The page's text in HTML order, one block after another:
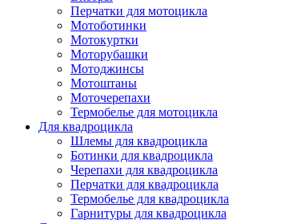
Перчатки для мотоцикла
Мотоботинки
Мотокуртки
Моторубашки
Мотоджинсы
Мотоштаны
Моточерепахи
Термобелье для мотоцикла
Для квадроцикла
Шлемы для квадроцикла
Ботинки для квадроцикла
Черепахи для квадроцикла
Перчатки для квадроцикла
Термобелье для квадроцикла
Гарнитуры для квадроцикла